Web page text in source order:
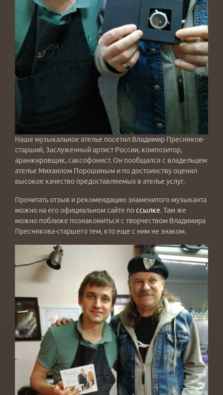
Наше музыкальное ателье посетил Владимир Пресняков-
старший, Заслуженный артист России, композитор,
аранжировщик, саксофонист. Он пообщался с владельцем
ателье Михаилом Порошиным и по достоинству оценил
высокое качество предоставляемых в ателье услуг.
Прочитать отзыв и рекомендацию знаменитого музыканта
можно на его официальном сайте поссылке. Там же
можно поближе познакомиться с творчеством Владимира
Преснякова-старшего тем, кто еще с ним не знаком.